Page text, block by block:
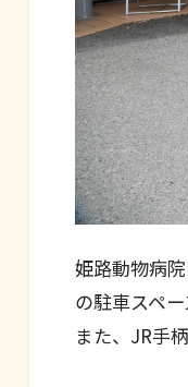
姫路動物病
の駐車スペ
また、JR手